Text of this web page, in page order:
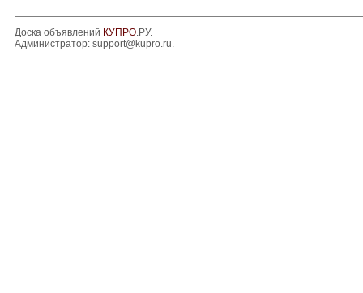
Доска объявлений КУПРО.РУ.
Администратор: support@kupro.ru.